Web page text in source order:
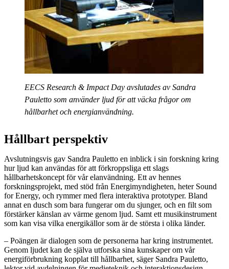
EECS Research & Impact Day avslutades av Sandra
Pauletto som använder ljud för att väcka frågor om
hållbarhet och energianvändning.
Hållbart perspektiv
Avslutningsvis gav Sandra Pauletto en inblick i sin forskning kring
hur ljud kan användas för att förkroppsliga ett slags
hållbarhetskoncept för vår elanvändning. Ett av hennes
forskningsprojekt, med stöd från Energimyndigheten, heter Sound
for Energy, och rymmer med flera interaktiva prototyper. Bland
annat en dusch som bara fungerar om du sjunger, och en filt som
förstärker känslan av värme genom ljud. Samt ett musikinstrument
som kan visa vilka energikällor som är de största i olika länder.
– Poängen är dialogen som de personerna har kring instrumentet.
Genom ljudet kan de själva utforska sina kunskaper om vår
energiförbrukning kopplat till hållbarhet, säger Sandra Pauletto,